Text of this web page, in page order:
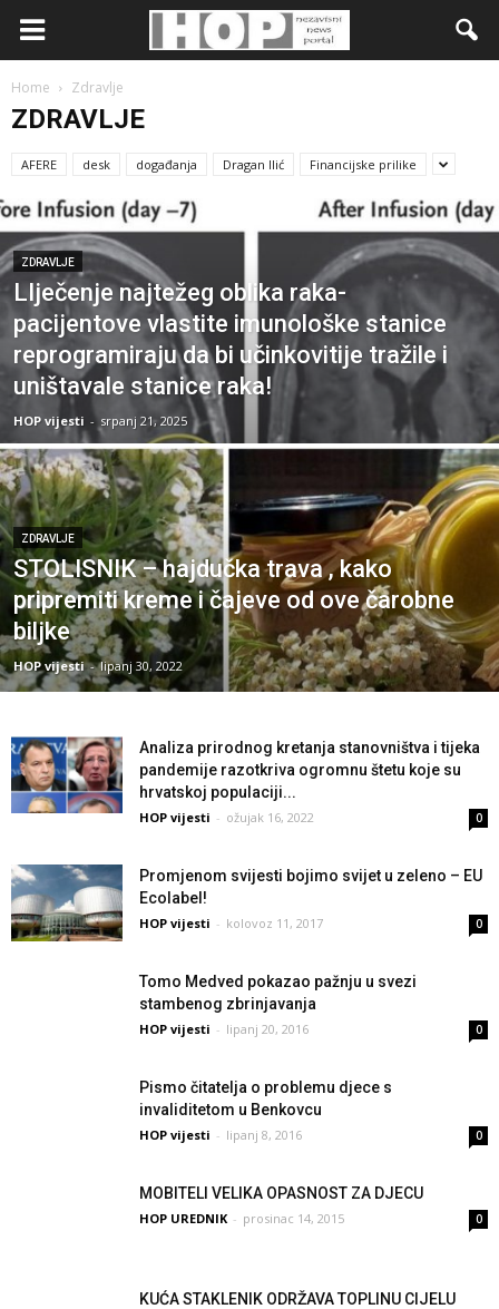
Home Zdravlje
ZDRAVLJE
AFERE desk događanja Dragan Ilić Financijske prilike
ZDRAVLJE
LIječenje najtežeg oblika raka-
pacijentove vlastite imunološke stanice
reprogramiraju da bi učinkovitije tražile i
uništavale stanice raka!
HOP vijesti - srpanj 21, 2025
ZDRAVLJE
STOLISNIK – hajdučka trava , kako
pripremiti kreme i čajeve od ove čarobne
biljke
HOP vijesti - lipanj 30, 2022
Analiza prirodnog kretanja stanovništva i tijeka
pandemije razotkriva ogromnu štetu koje su
hrvatskoj populaciji...
HOP vijesti - ožujak 16, 2022 0
Promjenom svijesti bojimo svijet u zeleno – EU
Ecolabel!
HOP vijesti - kolovoz 11, 2017 0
Tomo Medved pokazao pažnju u svezi
stambenog zbrinjavanja
HOP vijesti - lipanj 20, 2016 0
Pismo čitatelja o problemu djece s
invaliditetom u Benkovcu
HOP vijesti - lipanj 8, 2016 0
MOBITELI VELIKA OPASNOST ZA DJECU
HOP UREDNIK - prosinac 14, 2015 0
KUĆA STAKLENIK ODRŽAVA TOPLINU CIJELU